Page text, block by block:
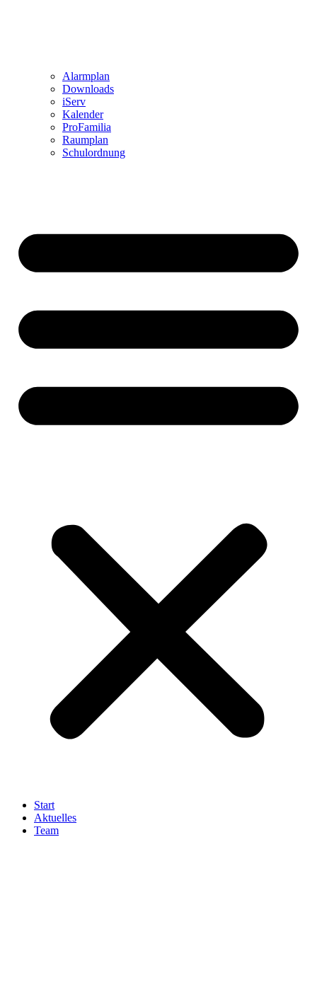
Alarmplan
Downloads
iServ
Kalender
ProFamilia
Raumplan
Schulordnung
Start
Aktuelles
Team